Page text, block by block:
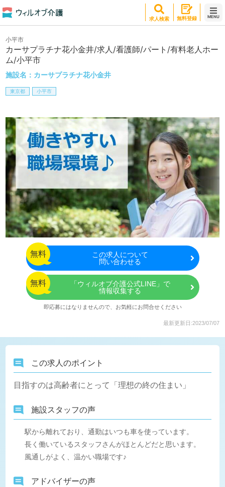
求人検索 無料登録 MENU
カーサプラチナ花小金井/求人/看護師/パート/有料老人ホー
ム/小平市
施設名： カーサプラチナ花小金井
小平市
東京都 小平市
無料 この求人について
問い合わせる
無料
「ウィルオブ介護公式LINE」で
情報収集する
即応募にはなりませんので、お気軽にお問合せください
最新更新日:2023/07/07
この求人のポイント
目指すのは高齢者にとって「理想の終の住まい」
施設スタッフの声
駅から離れており、通勤はいつも車を使っています。
長く働いているスタッフさんがほとんどだと思います。
風通しがよく、温かい職場です♪
アドバイザーの声